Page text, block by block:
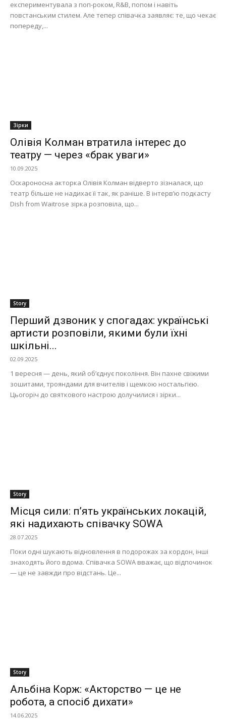
експериментувала з поп-роком, R&B, попом і навіть
повстанським стилем. Але тепер співачка заявляє: те, що чекає
попереду,...
Зірки
Олівія Колман втратила інтерес до
театру — через «брак уваги»
10.09.2025
Оскароносна акторка Олівія Колман відверто зізналася, що
театр більше не надихає її так, як раніше. В інтерв’ю подкасту
Dish from Waitrose зірка розповіла, що...
Story
Перший дзвоник у спогадах: українські
артисти розповіли, якими були їхні
шкільні...
02.09.2025
1 вересня — день, який об’єднує покоління. Він пахне свіжими
зошитами, трояндами для вчителів і щемкою ностальгією.
Цьогоріч до святкового настрою долучилися і зірки...
Story
Місця сили: п’ять українських локацій,
які надихають співачку SOWA
28.07.2025
Поки одні шукають відновлення в подорожах за кордон, інші
знаходять його вдома. Співачка SOWA вважає, що відпочинок
— це не завжди про відстань. Це...
Story
Альбіна Корж: «Акторство — це не
робота, а спосіб дихати»
14.06.2025